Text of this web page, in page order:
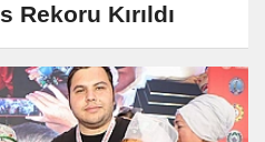
Kırıldı